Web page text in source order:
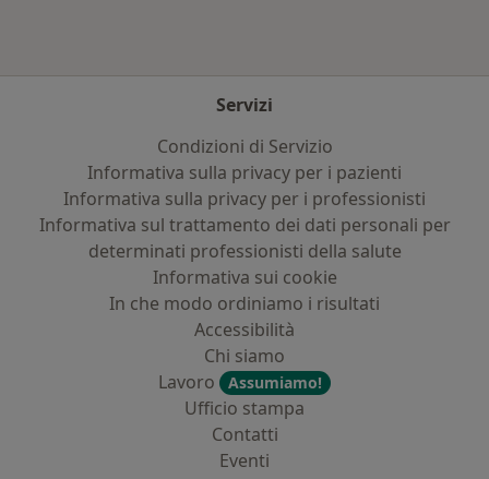
Servizi
Condizioni di Servizio
Informativa sulla privacy per i pazienti
Informativa sulla privacy per i professionisti
Informativa sul trattamento dei dati personali per
determinati professionisti della salute
Informativa sui cookie
In che modo ordiniamo i risultati
Accessibilità
Chi siamo
Lavoro
Assumiamo!
Ufficio stampa
Contatti
Eventi